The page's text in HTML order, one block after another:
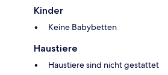
Kinder
Keine Babybetten
Haustiere
Haustiere sind nicht gestattet